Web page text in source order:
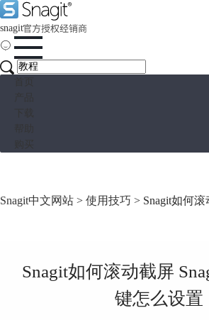
snagit
Snagit中文网站 > 使用技巧 > Snagit如何
Snagit如何滚动截屏
键怎么设置